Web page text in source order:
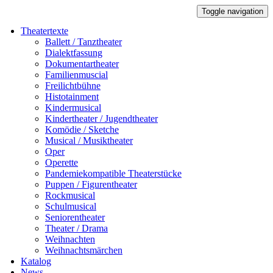
Toggle navigation
Theatertexte
Ballett / Tanztheater
Dialektfassung
Dokumentartheater
Familienmuscial
Freilichtbühne
Histotainment
Kindermusical
Kindertheater / Jugendtheater
Komödie / Sketche
Musical / Musiktheater
Oper
Operette
Pandemiekompatible Theaterstücke
Puppen / Figurentheater
Rockmusical
Schulmusical
Seniorentheater
Theater / Drama
Weihnachten
Weihnachtsmärchen
Katalog